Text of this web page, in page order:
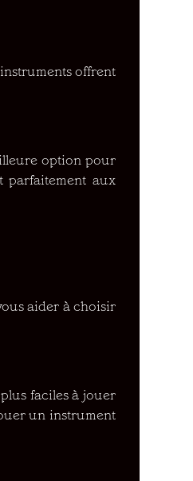
offrent
option pour
parfaitement aux
aider à choisir
faciles à jouer
un instrument